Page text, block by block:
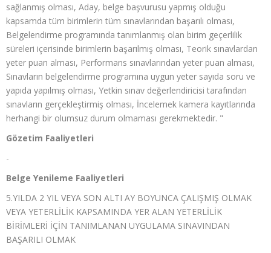
sağlanmış olması, Aday, belge başvurusu yapmış olduğu
kapsamda tüm birimlerin tüm sınavlarından başarılı olması,
Belgelendirme programında tanımlanmış olan birim geçerlilik
süreleri içerisinde birimlerin başarılmış olması, Teorik sınavlardan
yeter puan alması, Performans sınavlarından yeter puan alması,
Sınavların belgelendirme programına uygun yeter sayıda soru ve
yapıda yapılmış olması, Yetkin sınav değerlendiricisi tarafından
sınavların gerçekleştirmiş olması, İncelemek kamera kayıtlarında
herhangi bir olumsuz durum olmaması gerekmektedir. "
Gözetim Faaliyetleri
-
Belge Yenileme Faaliyetleri
5.YILDA 2 YIL VEYA SON ALTI AY BOYUNCA ÇALIŞMIŞ OLMAK
VEYA YETERLİLİK KAPSAMINDA YER ALAN YETERLİLİK
BİRİMLERİ İÇİN TANIMLANAN UYGULAMA SINAVINDAN
BAŞARILI OLMAK